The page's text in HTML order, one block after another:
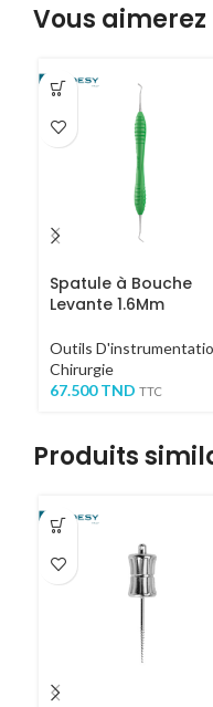
Vous
Spatule à Bouche
Levante 1.6Mm
Outils
Chirurgie
67.500TND TTC
Produits